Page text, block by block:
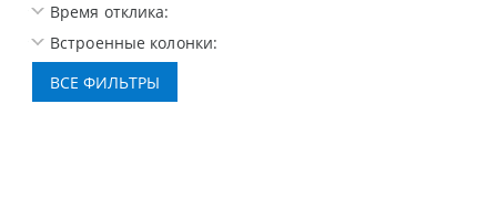
Время отклика:
Встроенные колонки: